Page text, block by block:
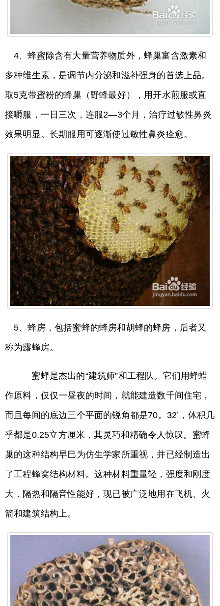
4、蜂蜜除含有大量营养物质外，蜂巢富含激素和
多种维生素，是调节内分泌和滋补强身的首选上品。
取5克带蜜粉的蜂巢（野蜂最好），用开水煎服或直
接嚼服，一日三次，连服2—3个月，治疗过敏性鼻炎
效果明显。长期服用可逐渐使过敏性鼻炎痊愈。
5、蜂房，包括蜜蜂的蜂房和胡蜂的蜂房，后者又
称为露蜂房。
蜜蜂是杰出的“建筑师”和工程队。它们用蜂蜡
作原料，仅仅一昼夜的时间，就能建造数千间住宅，
而且每间的底边三个平面的锐角都是70。32’，体积几
乎都是0.25立方厘米，其灵巧和精确令人惊叹。蜜蜂
巢的这种结构早巳为仿生学家所重视，并已经制造出
了工程蜂窝结构材料。这种材料重量轻，强度和刚度
大，隔热和隔音性能好，现已被广泛地用在飞机、火
箭和建筑结构上。